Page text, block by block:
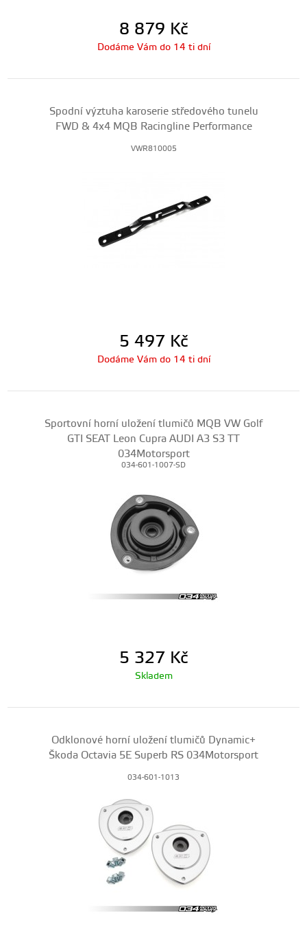
8 879 Kč
Dodáme Vám do 14 ti dní
Spodní výztuha karoserie středového tunelu
FWD & 4x4 MQB Racingline Performance
VWR810005
5 497 Kč
Dodáme Vám do 14 ti dní
Sportovní horní uložení tlumičů MQB VW Golf
GTI SEAT Leon Cupra AUDI A3 S3 TT
034Motorsport
034-601-1007-SD
5 327 Kč
Skladem
Odklonové horní uložení tlumičů Dynamic+
Škoda Octavia 5E Superb RS 034Motorsport
034-601-1013